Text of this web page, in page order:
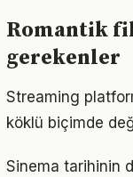
Romantik
gerekenler
Streaming
köklü biçimde
Sinema tarihinin